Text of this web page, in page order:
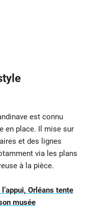
est connu
en place. Il mise sur
et des lignes
via les plans
à la pièce.
Orléans tente
musée